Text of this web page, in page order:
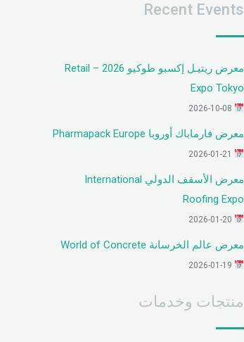
Recent Events
معرض ريتيـل إكسبو طوكيو 2026 – Retail
Expo Tokyo
معرض فارماباك أوروبا Pharmapack Europe
معرض الأسقف الدولي International
Roofing Expo
معرض عالم الخرسانة World of Concrete
منتجات وخدمات